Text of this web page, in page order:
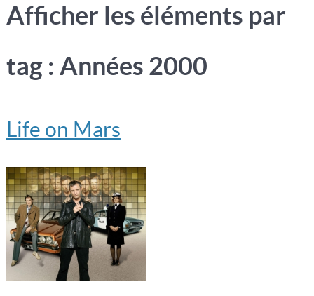
Afficher les éléments par
tag : Années 2000
Life on Mars